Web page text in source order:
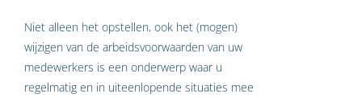
Niet alleen het opstellen, ook het (mogen)
wijzigen van de arbeidsvoorwaarden van uw
medewerkers is een onderwerp waar u
regelmatig en in uiteenlopende situaties mee